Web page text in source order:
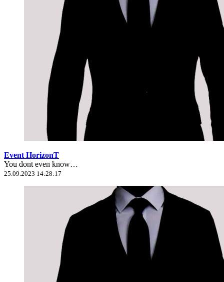
Event HorizonT
You dont even know…
25.09.2023 14:28:17